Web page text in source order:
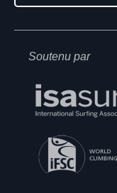
Soutenu par